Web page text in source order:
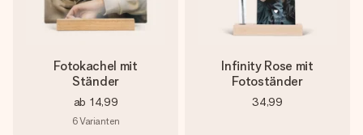
Fotokachel mit
Ständer
ab 14,99
6Varianten
Infinity Rose mit
Fotoständer
34,99